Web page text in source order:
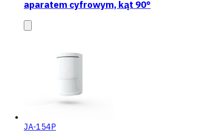
aparatem cyfrowym, kąt 90°
JA-154P